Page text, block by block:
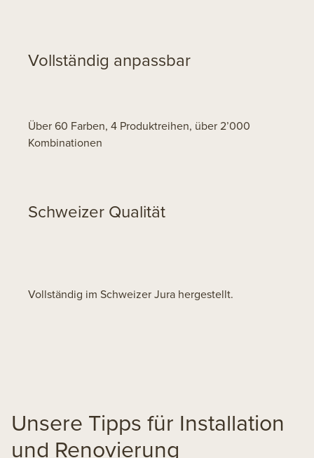
Vollständig anpassbar
Über 60 Farben, 4 Produktreihen, über 2’000
Kombinationen
Schweizer Qualität
Vollständig im Schweizer Jura hergestellt.
Unsere Tipps für Installation
und Renovierung